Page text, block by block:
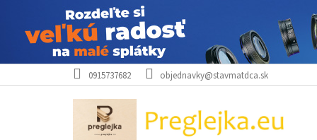
na
0915737682 objednavky@stavmatdca.sk